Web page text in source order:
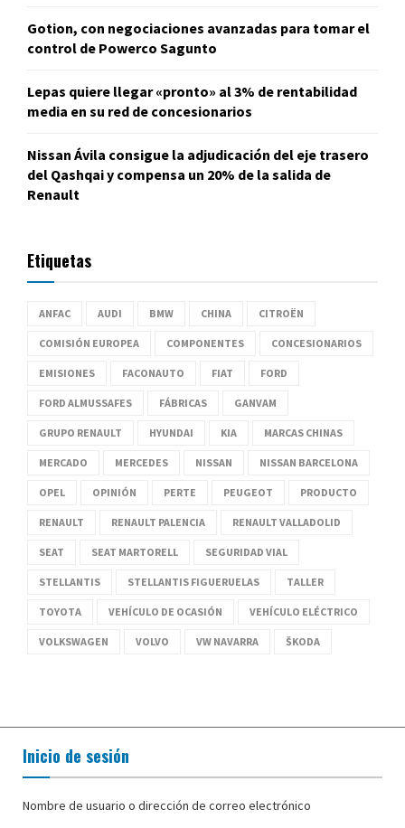
Gotion, con negociaciones avanzadas para tomar el
control de Powerco Sagunto
Lepas quiere llegar «pronto» al 3% de rentabilidad
media en su red de concesionarios
Nissan Ávila consigue la adjudicación del eje trasero
del Qashqai y compensa un 20% de la salida de
Renault
Etiquetas
ANFAC AUDI BMW CHINA CITROËN
COMISIÓN EUROPEA COMPONENTES CONCESIONARIOS
EMISIONES FACONAUTO FIAT FORD
FORD ALMUSSAFES FÁBRICAS GANVAM
GRUPO RENAULT HYUNDAI KIA MARCAS CHINAS
MERCADO MERCEDES NISSAN NISSAN BARCELONA
OPEL OPINIÓN PERTE PEUGEOT PRODUCTO
RENAULT RENAULT PALENCIA RENAULT VALLADOLID
SEAT SEAT MARTORELL SEGURIDAD VIAL
STELLANTIS STELLANTIS FIGUERUELAS TALLER
TOYOTA VEHÍCULO DE OCASIÓN VEHÍCULO ELÉCTRICO
VOLKSWAGEN VOLVO VW NAVARRA ŠKODA
Inicio de sesión
Nombre de usuario o dirección de correo electrónico